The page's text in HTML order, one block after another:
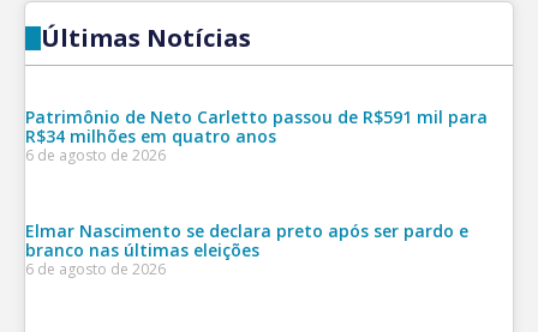
Últimas Notícias
Patrimônio de Neto Carletto passou de R$591 mil para
R$34 milhões em quatro anos
6 de agosto de 2026
Elmar Nascimento se declara preto após ser pardo e
branco nas últimas eleições
6 de agosto de 2026